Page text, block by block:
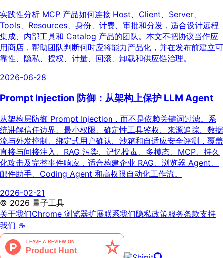
实践性分析 MCP 产品如何连接 Host、Client、Server、
Tools、Resources、身份、计费、审批和分发，适合设计远程
集成、内部工具和 Catalog 产品的团队。本文不把协议当作应
用商店，帮助团队判断何时应将能力产品化，并在发布前建立可
靠性、隐私、授权、计量、回滚、卸载和供应链治理。
2026-06-28
Prompt Injection 防御：从架构上保护 LLM Agent
从架构层防御 Prompt Injection，而不是依赖关键词过滤。系
统讲解信任边界、最小权限、确定性工具鉴权、来源追踪、数据
流与外发控制、绑定式用户确认、沙箱和自适应安全评测，覆盖
直接与间接注入、RAG 污染、记忆投毒、多模态、MCP、持久
化攻击及完整事件响应，适合构建企业 RAG、浏览器 Agent、
邮件助手、Coding Agent 和高权限自动化工作流。
2026-02-21
© 2026 量子工具
关于我们Chrome 浏览器扩展联系我们隐私政策服务条款支持
我们 ☕